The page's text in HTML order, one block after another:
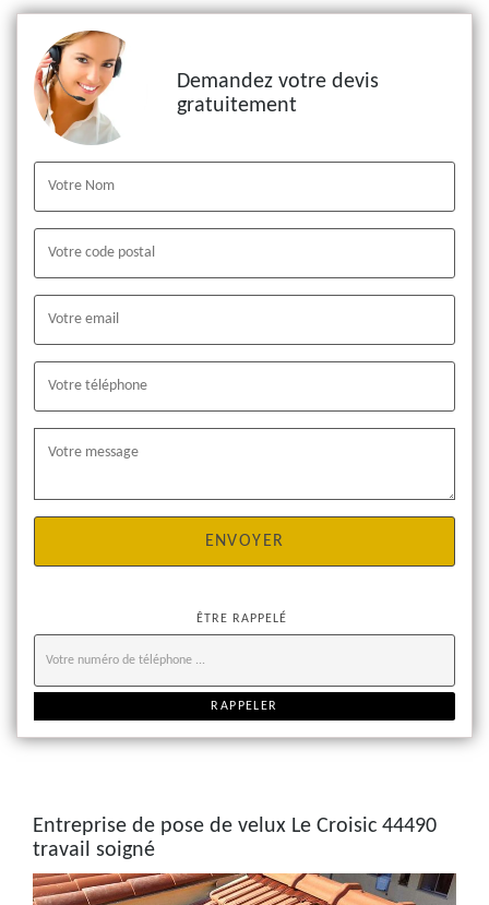
Demandez votre devis
gratuitement
ÊTRE RAPPELÉ
Entreprise de pose de velux Le Croisic 44490
travail soigné